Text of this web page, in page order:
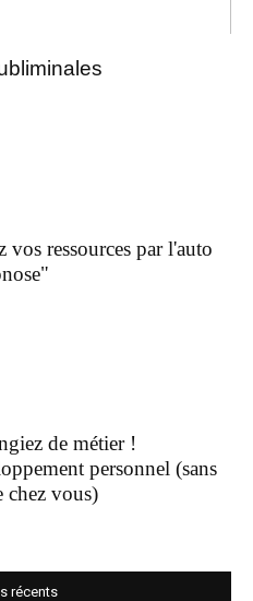
ressources par l'auto
de métier !
personnel (sans
chez vous)
récents